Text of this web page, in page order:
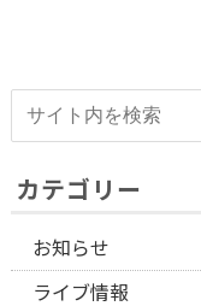
カテゴリー
お知らせ
ライブ情報